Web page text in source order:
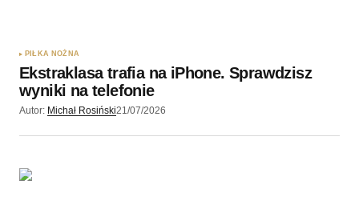
PIŁKA NOŻNA
Ekstraklasa trafia na iPhone. Sprawdzisz
wyniki na telefonie
Autor: Michał Rosiński21/07/2026